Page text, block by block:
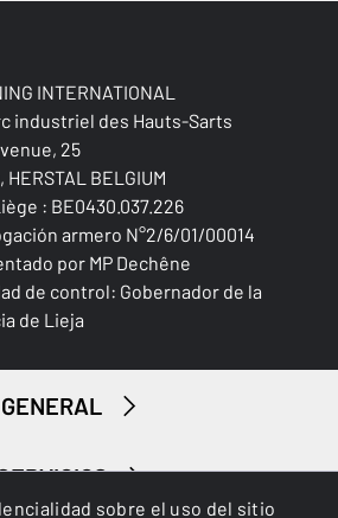
sobre el uso del sitio
Caza menor
INTERNATIONAL
industriel des Hauts-Sarts
25
BELGIUM
: BE0430.037.226
armero N°2/6/01/00014
por MP Dechêne
de control: Gobernador de la
de Lieja
GENERAL